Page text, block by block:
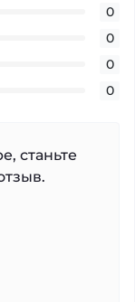
0
0
0
0
станьте